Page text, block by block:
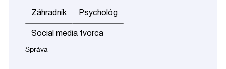
Záhradník Psychológ
Social media tvorca
Správa